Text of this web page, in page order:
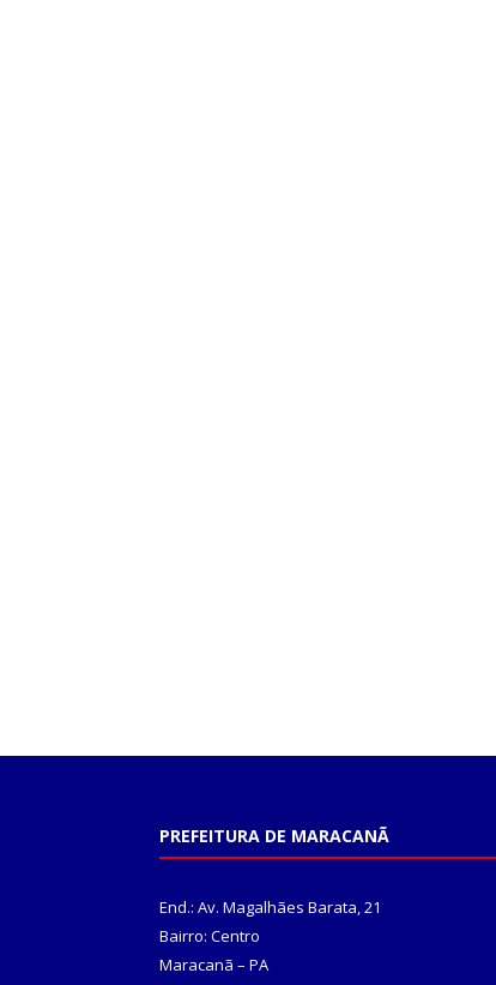
PREFEITURA DE MARACANÃ
End.: Av. Magalhães Barata, 21
Bairro: Centro
Maracanã – PA